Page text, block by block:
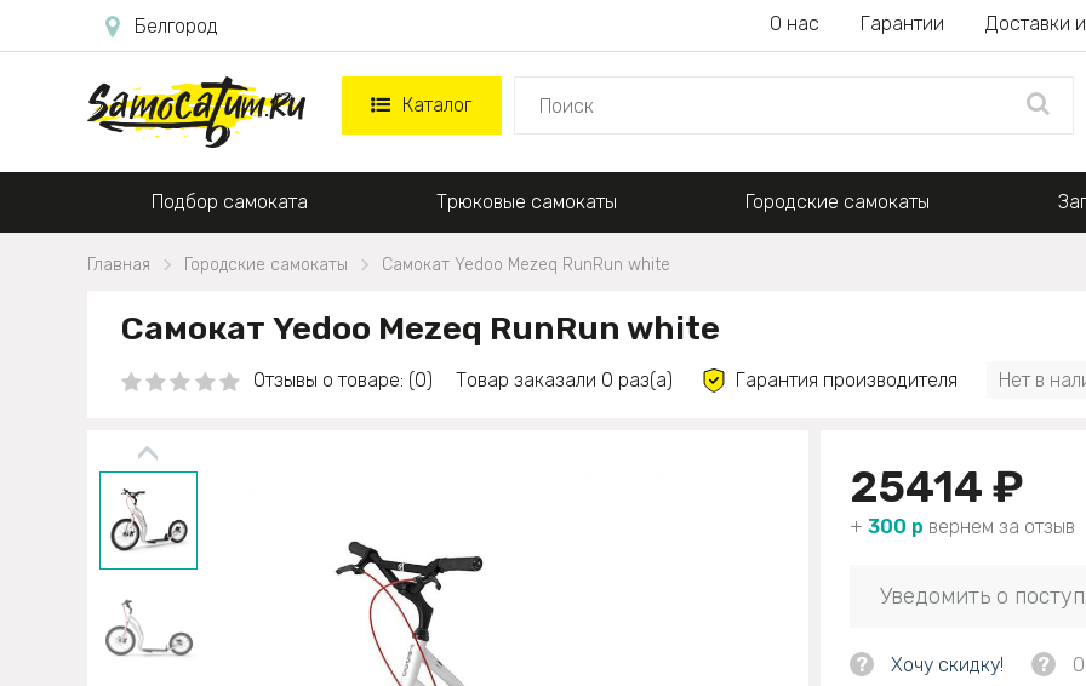
Белгород О нас Гарантии Доставки
Каталог
Подбор самоката Трюковые самокаты Городские самокаты
Главная Городские самокаты Самокат Yedoo Mezeq RunRun white
Самокат Yedoo Mezeq RunRun white
Отзывы о товаре: (0) Товар заказали 0 раз(а) Гарантия производителя Нет в
25414 ₽
+ 300 р вернем за отзыв
Уведомить о
? Хочу скидку! ?